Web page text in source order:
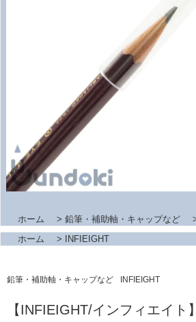
ホーム > 鉛筆・補助軸・キャップなど
ホーム
> INFIEIGHT
鉛筆・補助軸・キャップなど INFIEIGHT
【INFIEIGHT/インフィエイト